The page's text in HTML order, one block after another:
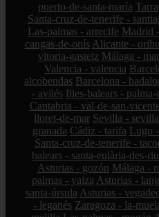
puerto-de-santa-maría
Santa-cruz-de-tenerife -
Las-palmas - arrecife Madrid
cangas-de-onís Alicante -
vitoria-gasteiz Málaga -
Valencia - valencia
alcobendas Barcelona -
- avilés Illes-balears -
Cantabria - val-de-san-vicente
lloret-de-mar Sevilla - sevilla
granada Cádiz - tarifa Lugo
Santa-cruz-de-tenerife -
balears - santa-eulària-des-riu
Asturias - gozón Málaga -
palmas - yaiza Asturias -
santa-úrsula Asturias -
- leganés Zaragoza - la-